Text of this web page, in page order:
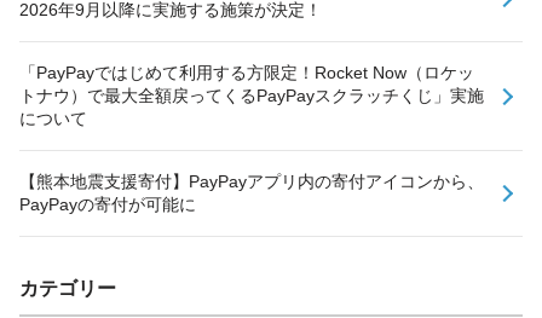
2026年9月以降に実施する施策が決定！
「PayPayではじめて利用する方限定！Rocket Now（ロケッ
トナウ）で最大全額戻ってくるPayPayスクラッチくじ」実施
について
【熊本地震支援寄付】PayPayアプリ内の寄付アイコンから、
PayPayの寄付が可能に
カテゴリー